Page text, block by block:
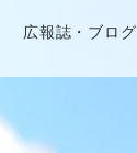
広報誌・ブログ